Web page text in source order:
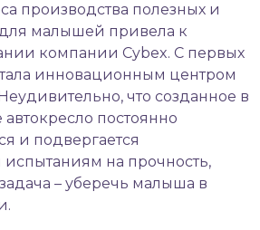
производства полезных и
малышей привела к
компании Cybex. С первых
инновационным центром
что созданное в
постоянно
и подвергается
на прочность,
– уберечь малыша в